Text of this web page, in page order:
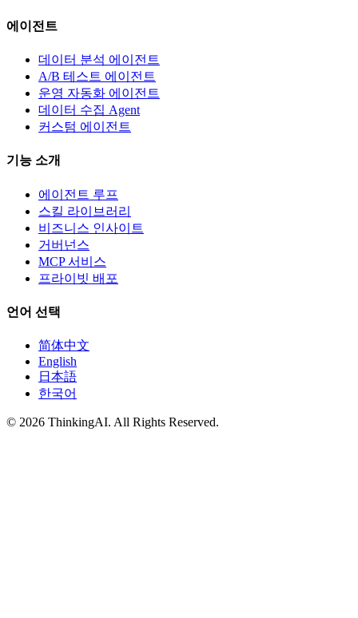
에이전트
데이터 분석 에이전트
A/B 테스트 에이전트
운영 자동화 에이전트
데이터 수집 Agent
커스텀 에이전트
기능 소개
에이전트 루프
스킬 라이브러리
비즈니스 인사이트
거버넌스
MCP 서비스
프라이빗 배포
언어 선택
简体中文
English
日本語
한국어
© 2026 ThinkingAI. All Rights Reserved.